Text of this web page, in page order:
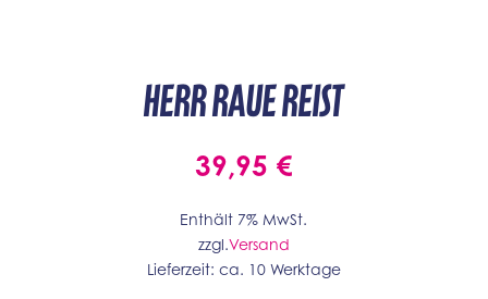
Herr Raue reist
39,95 €
Enthält 7% MwSt.
zzgl.Versand
Lieferzeit: ca. 10 Werktage